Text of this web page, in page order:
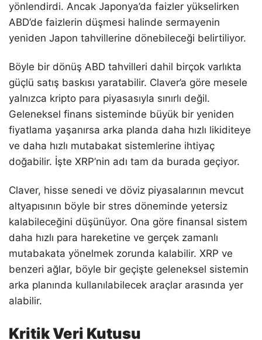
yönlendirdi. Ancak Japonya’da faizler yükselirken
ABD’de faizlerin düşmesi halinde sermayenin
yeniden Japon tahvillerine dönebileceği belirtiliyor.
Böyle bir dönüş ABD tahvilleri dahil birçok varlıkta
güçlü satış baskısı yaratabilir. Claver’a göre mesele
yalnızca kripto para piyasasıyla sınırlı değil.
Geleneksel finans sisteminde büyük bir yeniden
fiyatlama yaşanırsa arka planda daha hızlı likiditeye
ve daha hızlı mutabakat sistemlerine ihtiyaç
doğabilir. İşte XRP’nin adı tam da burada geçiyor.
Claver, hisse senedi ve döviz piyasalarının mevcut
altyapısının böyle bir stres döneminde yetersiz
kalabileceğini düşünüyor. Ona göre finansal sistem
daha hızlı para hareketine ve gerçek zamanlı
mutabakata yönelmek zorunda kalabilir. XRP ve
benzeri ağlar, böyle bir geçişte geleneksel sistemin
arka planında kullanılabilecek araçlar arasında yer
alabilir.
Kritik Veri Kutusu